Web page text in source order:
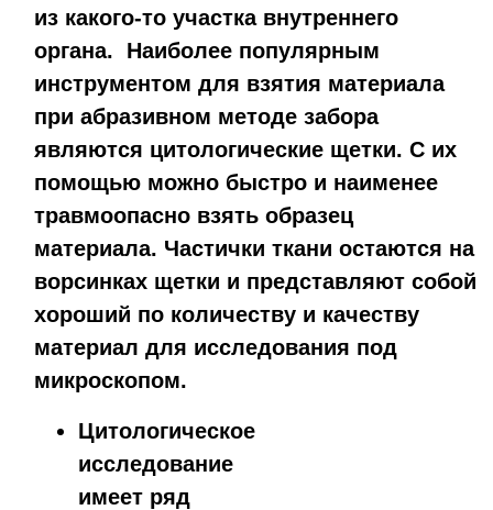
из какого-то участка внутреннего
органа. Наиболее популярным
инструментом для взятия материала
при абразивном методе забора
являются цитологические щетки. С их
помощью можно быстро и наименее
травмоопасно взять образец
материала. Частички ткани остаются на
ворсинках щетки и представляют собой
хороший по количеству и качеству
материал для исследования под
микроскопом.
Цитологическое
исследование
имеет ряд